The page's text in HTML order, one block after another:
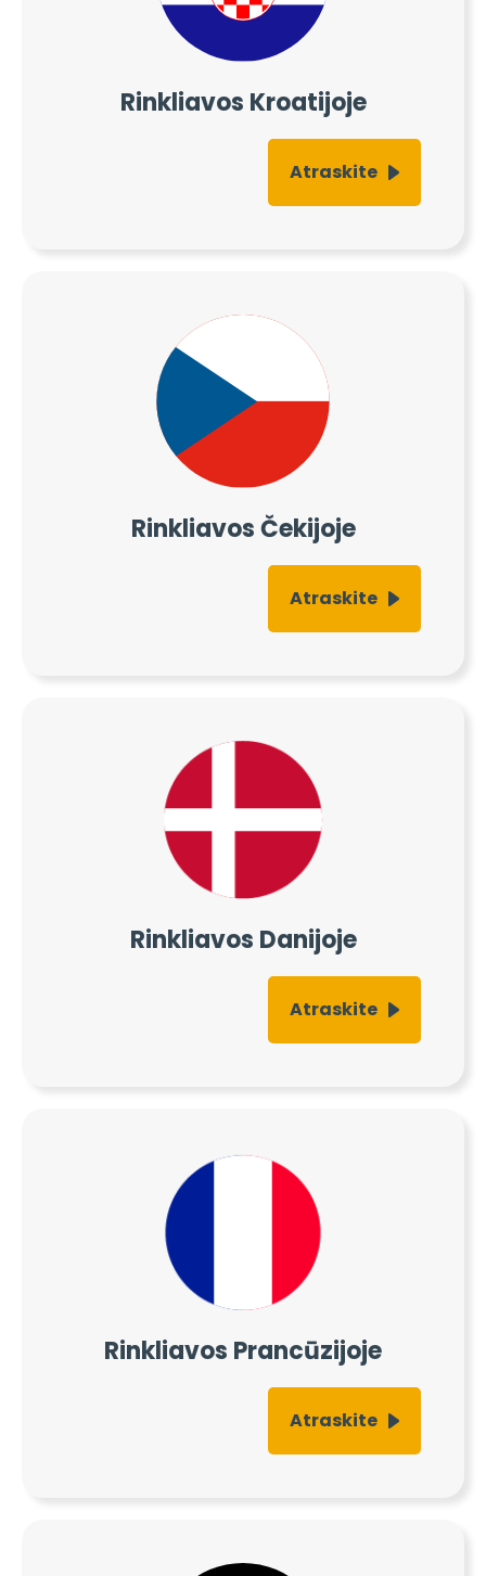
Rinkliavos Kroatijoje
Atraskite
Rinkliavos Čekijoje
Atraskite
Rinkliavos Danijoje
Atraskite
Rinkliavos Prancūzijoje
Atraskite